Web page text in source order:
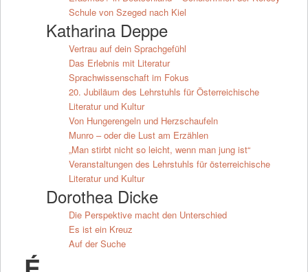
Schule von Szeged nach Kiel
Katharina Deppe
Vertrau auf dein Sprachgefühl
Das Erlebnis mit Literatur
Sprachwissenschaft im Fokus
20. Jubiläum des Lehrstuhls für Österreichische
Literatur und Kultur
Von Hungerengeln und Herzschaufeln
Munro – oder die Lust am Erzählen
„Man stirbt nicht so leicht, wenn man jung ist“
Veranstaltungen des Lehrstuhls für österreichische
Literatur und Kultur
Dorothea Dicke
Die Perspektive macht den Unterschied
Es ist ein Kreuz
Auf der Suche